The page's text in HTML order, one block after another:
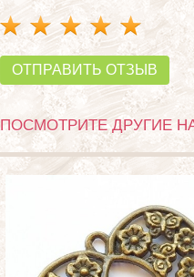
ОТПРАВИТЬ ОТЗЫВ
ПОСМОТРИТЕ ДРУГИЕ